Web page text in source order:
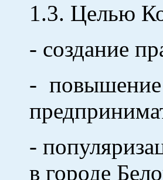
1.3. Целью
- создание
- повышение
-
в городе